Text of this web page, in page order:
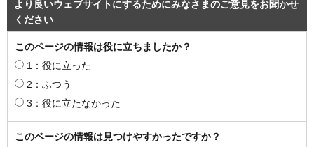
より良いウェブサイトにするためにみなさまのご意見をお聞かせ
ください
このページの情報は役に立ちましたか？
1：役に立った
2：ふつう
3：役に立たなかった
このページの情報は見つけやすかったですか？